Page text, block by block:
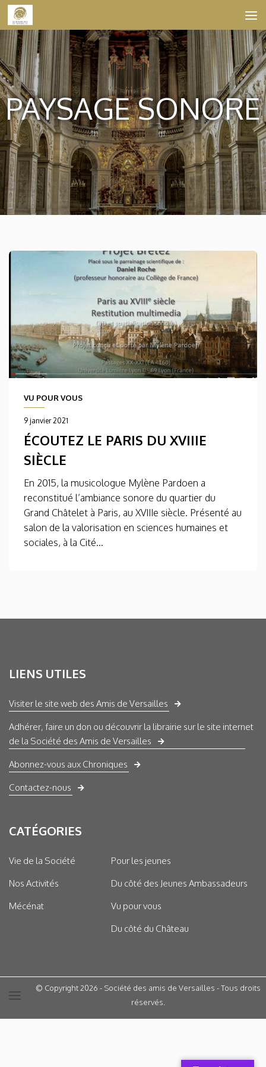
Skip to content
PAYSAGE SONORE
VU POUR VOUS
9 janvier 2021
ÉCOUTEZ LE PARIS DU XVIIIE
SIÈCLE
En 2015, la musicologue Mylène Pardoen a
reconstitué l’ambiance sonore du quartier du
Grand Châtelet à Paris, au XVIIIe siècle. Présenté au
salon de la valorisation en sciences humaines et
sociales, à la Cité...
LIENS UTILES
Visiter le site web des Amis de Versailles
Adhérer, faire un don ou découvrir la librairie sur le site internet
de la Société des Amis de Versailles
Abonnez-vous aux Chroniques
Contactez-nous
CATÉGORIES
Vie de la Société
Nos Activités
Mécénat
Pour les jeunes
Du côté des Jeunes Ambassadeurs
Vu pour vous
Du côté du Château
© Copyright 2026 - Société des amis de Versailles - Tous droits
réservés.